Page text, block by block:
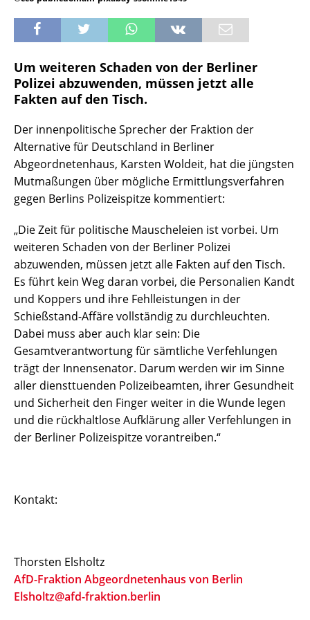
Um weiteren Schaden von der Berliner
Polizei abzuwenden, müssen jetzt alle
Fakten auf den Tisch.
Der innenpolitische Sprecher der Fraktion der
Alternative für Deutschland in Berliner
Abgeordnetenhaus, Karsten Woldeit, hat die jüngsten
Mutmaßungen über mögliche Ermittlungsverfahren
gegen Berlins Polizeispitze kommentiert:
„Die Zeit für politische Mauscheleien ist vorbei. Um
weiteren Schaden von der Berliner Polizei
abzuwenden, müssen jetzt alle Fakten auf den Tisch.
Es führt kein Weg daran vorbei, die Personalien Kandt
und Koppers und ihre Fehlleistungen in der
Schießstand-Affäre vollständig zu durchleuchten.
Dabei muss aber auch klar sein: Die
Gesamtverantwortung für sämtliche Verfehlungen
trägt der Innensenator. Darum werden wir im Sinne
aller diensttuenden Polizeibeamten, ihrer Gesundheit
und Sicherheit den Finger weiter in die Wunde legen
und die rückhaltlose Aufklärung aller Verfehlungen in
der Berliner Polizeispitze vorantreiben.“
Kontakt:
Thorsten Elsholtz
AfD-Fraktion Abgeordnetenhaus von Berlin
Elsholtz@afd-fraktion.berlin